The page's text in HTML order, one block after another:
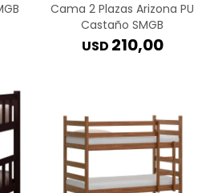
Cama 2 Plazas Arizona PU
Castaño SMGB
USD 210,00